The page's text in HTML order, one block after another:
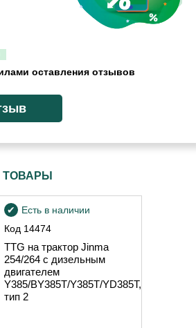
оставления отзывов
Код 14474
Есть в наличии
TTG на трактор Jinma
254/264 с дизельным
двигателем
Y385/BY385T/Y385T/YD385T,
тип 2